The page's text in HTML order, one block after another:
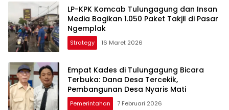
LP-KPK Komcab Tulungagung dan Insan
Media Bagikan 1.050 Paket Takjil di Pasar
Ngemplak
Strategy 16 Maret 2026
Empat Kades di Tulungagung Bicara
Terbuka: Dana Desa Tercekik,
Pembangunan Desa Nyaris Mati
Pemerintahan 7 Februari 2026